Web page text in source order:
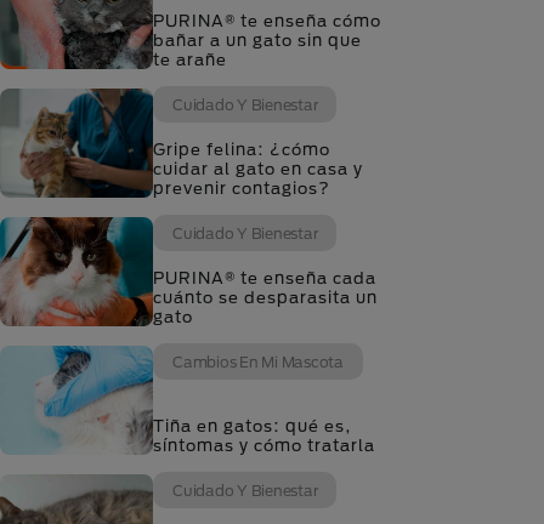
PURINA® te enseña cómo
bañar a un gato sin que
te arañe
Cuidado Y Bienestar
Gripe felina: ¿cómo
cuidar al gato en casa y
prevenir contagios?
Cuidado Y Bienestar
PURINA® te enseña cada
cuánto se desparasita un
gato
Cambios En Mi Mascota
Tiña en gatos: qué es,
síntomas y cómo tratarla
Cuidado Y Bienestar